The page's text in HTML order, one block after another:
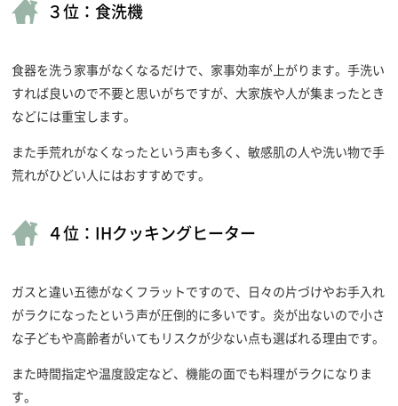
３位：食洗機
食器を洗う家事がなくなるだけで、家事効率が上がります。手洗い
すれば良いので不要と思いがちですが、大家族や人が集まったとき
などには重宝します。
また手荒れがなくなったという声も多く、敏感肌の人や洗い物で手
荒れがひどい人にはおすすめです。
４位：IHクッキングヒーター
ガスと違い五徳がなくフラットですので、日々の片づけやお手入れ
がラクになったという声が圧倒的に多いです。炎が出ないので小さ
な子どもや高齢者がいてもリスクが少ない点も選ばれる理由です。
また時間指定や温度設定など、機能の面でも料理がラクになりま
す。